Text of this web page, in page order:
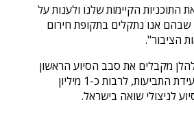
התוכניות הקיימות שלנו ולענות על
אנו נתקלים בתקופת חירום
הציבור".
מקבלים את סבב הסיוע הראשון
מקרן החירום של ועידת התביעות, לרבות כ-1 מיליון
לניצולי שואה בישראל.